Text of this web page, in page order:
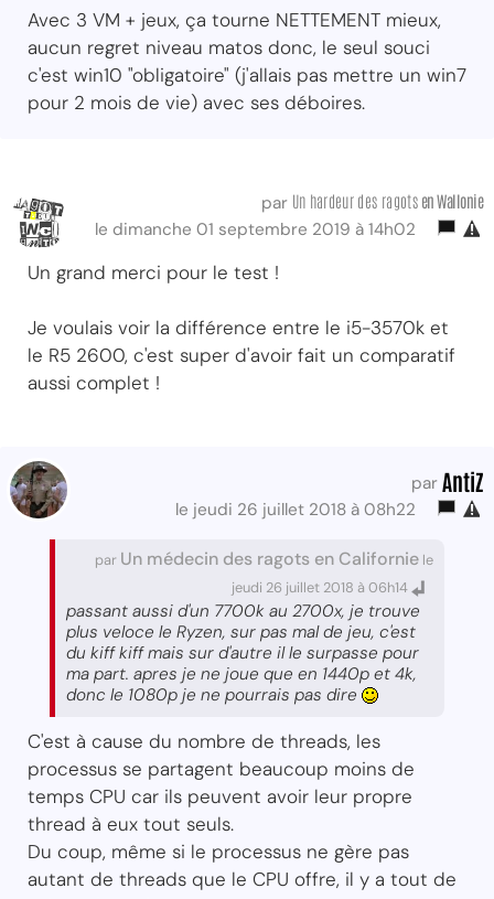
Avec 3 VM + jeux, ça tourne NETTEMENT mieux,
aucun regret niveau matos donc, le seul souci
c'est win10 "obligatoire" (j'allais pas mettre un win7
pour 2 mois de vie) avec ses déboires.
par Un hardeur des ragots en Wallonie
le dimanche 01 septembre 2019 à 14h02
Un grand merci pour le test !
Je voulais voir la différence entre le i5-3570k et
le R5 2600, c'est super d'avoir fait un comparatif
aussi complet !
par AntiZ
le jeudi 26 juillet 2018 à 08h22
par Un médecin des ragots en Californie le
jeudi 26 juillet 2018 à 06h14
passant aussi d'un 7700k au 2700x, je trouve
plus veloce le Ryzen, sur pas mal de jeu, c'est
du kiff kiff mais sur d'autre il le surpasse pour
ma part. apres je ne joue que en 1440p et 4k,
donc le 1080p je ne pourrais pas dire
C'est à cause du nombre de threads, les
processus se partagent beaucoup moins de
temps CPU car ils peuvent avoir leur propre
thread à eux tout seuls.
Du coup, même si le processus ne gère pas
autant de threads que le CPU offre, il y a tout de